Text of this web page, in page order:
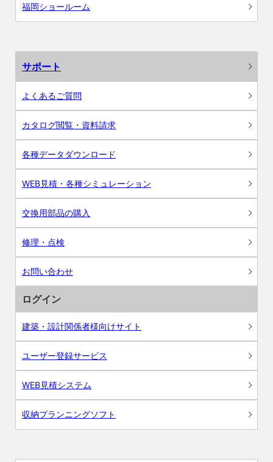
福岡ショールーム
サポート
よくあるご質問
カタログ閲覧・資料請求
各種データダウンロード
WEB見積・各種シミュレーション
交換用部品の購入
修理・点検
お問い合わせ
ログイン
建築・設計関係者様向けサイト
ユーザー登録サービス
WEB見積システム
収納プランニングソフト